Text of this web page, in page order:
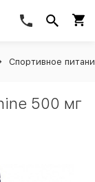
Спортивное
500 мг